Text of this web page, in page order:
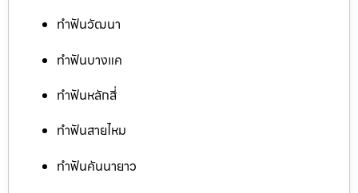
ทำฟันวัฒนา
ทำฟันบางแค
ทำฟันหลักสี่
ทำฟันสายไหม
ทำฟันคันนายาว